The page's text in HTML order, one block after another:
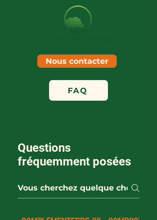
Nous contacter
FAQ
Questions
fréquemment posées